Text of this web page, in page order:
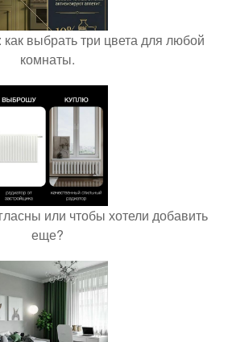
выбрать три цвета для любой
комнаты.
или чтобы хотели добавить
еще?